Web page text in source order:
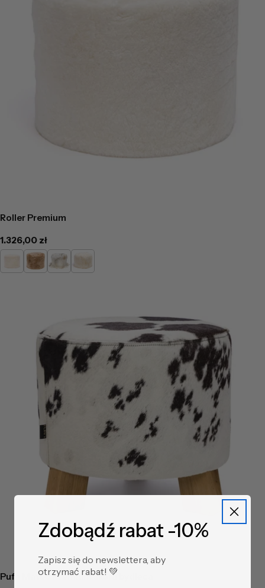
Roller Premium
Cena
regularna
1.326,00 zł
KremowaCappucinoKremowo
popielaty
Kremowy-
długi
Pufa Mateo Premium skóra bydlęca
Zdobądź rabat -10%
Zapisz się do newslettera, aby
otrzymać rabat! ​💚